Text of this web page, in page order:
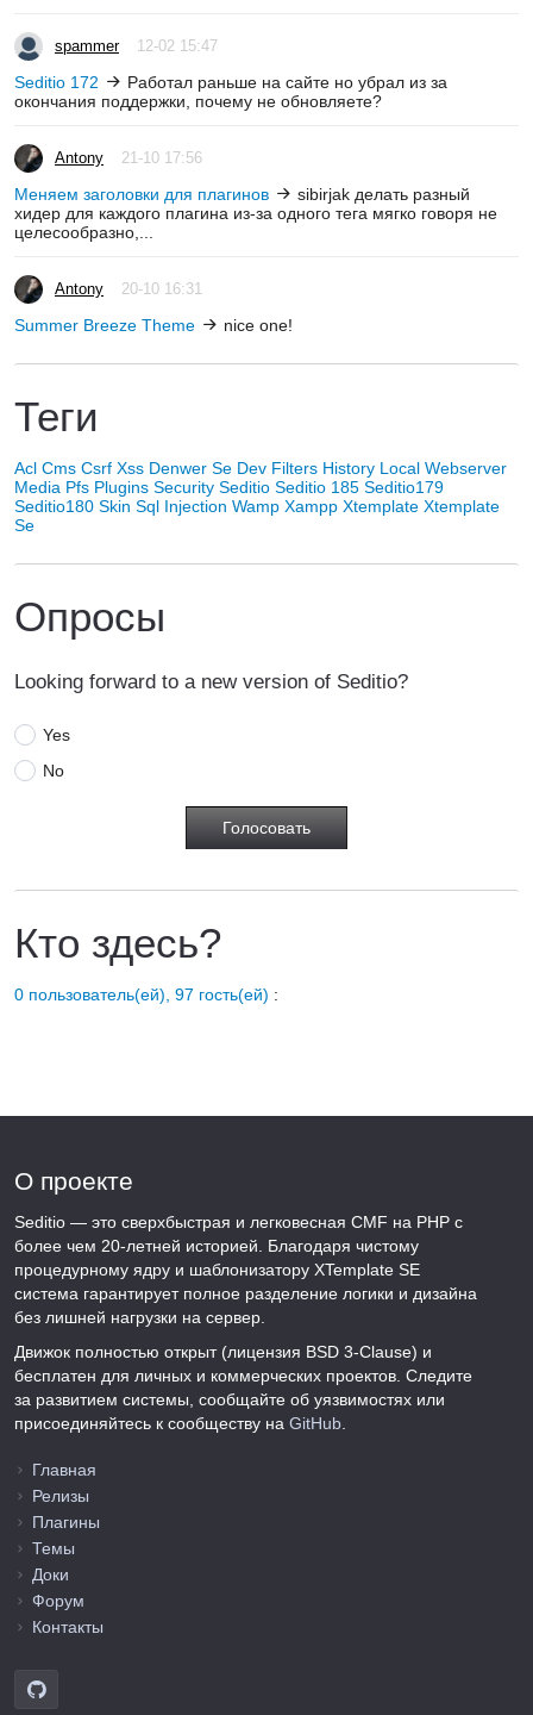
spammer 12-02 15:47
Seditio 172
Работал раньше на сайте но убрал из за
окончания поддержки, почему не обновляете?
Antony 21-10 17:56
Меняем заголовки для плагинов
sibirjak делать разный
хидер для каждого плагина из-за одного тега мягко говоря не
целесообразно,...
Antony 20-10 16:31
Summer Breeze Theme nice one!
Теги
Acl Cms Csrf Xss Denwer Se Dev Filters History Local Webserver
Media Pfs Plugins Security Seditio Seditio 185 Seditio179
Seditio180 Skin Sql Injection Wamp Xampp Xtemplate Xtemplate
Se
Опросы
Looking forward to a new version of Seditio?
Yes
No
Кто здесь?
0 пользователь(ей), 97 гость(ей) :
О проекте
Seditio — это сверхбыстрая и легковесная CMF на PHP с
более чем 20-летней историей. Благодаря чистому
процедурному ядру и шаблонизатору XTemplate SE
система гарантирует полное разделение логики и дизайна
без лишней нагрузки на сервер.
Движок полностью открыт (лицензия BSD 3-Clause) и
бесплатен для личных и коммерческих проектов. Следите
за развитием системы, сообщайте об уязвимостях или
присоединяйтесь к сообществу на GitHub
Главная
Релизы
Плагины
Темы
Доки
Форум
Контакты